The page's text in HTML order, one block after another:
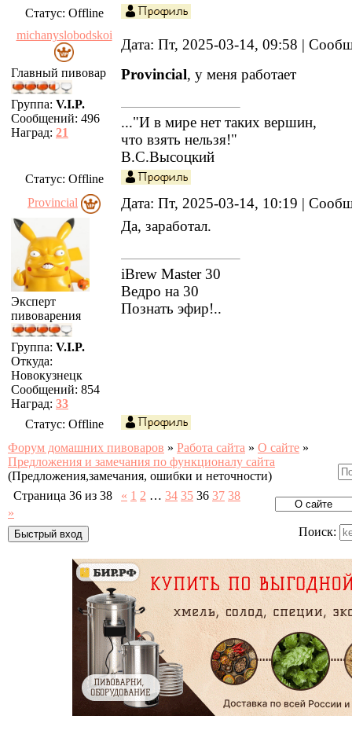
Статус: Offline
michanyslobodskoi
Дата: Пт, 2025-03-14, 09:58 |
Главный пивовар
Группа: V.I.P.
Сообщений: 496
Наград: 21
Provincial, у меня работает
..."И в мире нет таких вершин,
что взять нельзя!"
В.С.Высоцкий
Статус: Offline
Provincial
Дата: Пт, 2025-03-14, 10:19 |
Эксперт
пивоварения
Группа: V.I.P.
Откуда:
Новокузнецк
Сообщений: 854
Наград: 33
Да, заработал.
iBrew Master 30
Ведро на 30
Познать эфир!..
Статус: Offline
Форум домашних пивоваров » Работа сайта » О сайте »
Предложения и замечания по функционалу сайта
(Предложения,замечания, ошибки и неточности)
Страница 36 из 38 « 1 2 … 34 35 36 37 38
»
Поиск: